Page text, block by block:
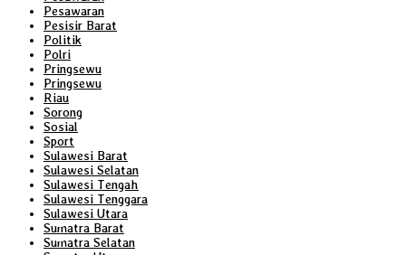
Pesawaran
Pesisir Barat
Politik
Polri
Pringsewu
Pringsewu
Riau
Sorong
Sosial
Sport
Sulawesi Barat
Sulawesi Selatan
Sulawesi Tengah
Sulawesi Tenggara
Sulawesi Utara
Sumatra Barat
Sumatra Selatan